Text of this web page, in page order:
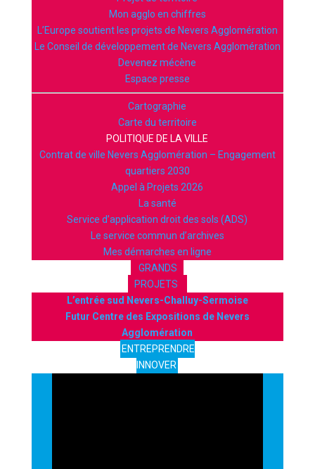
Mon agglo en chiffres
L’Europe soutient les projets de Nevers Agglomération
Le Conseil de développement de Nevers Agglomération
Devenez mécène
Espace presse
Cartographie
Carte du territoire
POLITIQUE DE LA VILLE
Contrat de ville Nevers Agglomération – Engagement
quartiers 2030
Appel à Projets 2026
La santé
Service d’application droit des sols (ADS)
Le service commun d’archives
Mes démarches en ligne
GRANDS
PROJETS
L’entrée sud Nevers-Challuy-Sermoise
Futur Centre des Expositions de Nevers
Agglomération
ENTREPRENDRE
INNOVER